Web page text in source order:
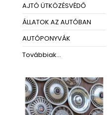
AJTÓ ÜTKÖZÉSVÉDŐ
ÁLLATOK AZ AUTÓBAN
AUTÓPONYVÁK
Továbbiak...